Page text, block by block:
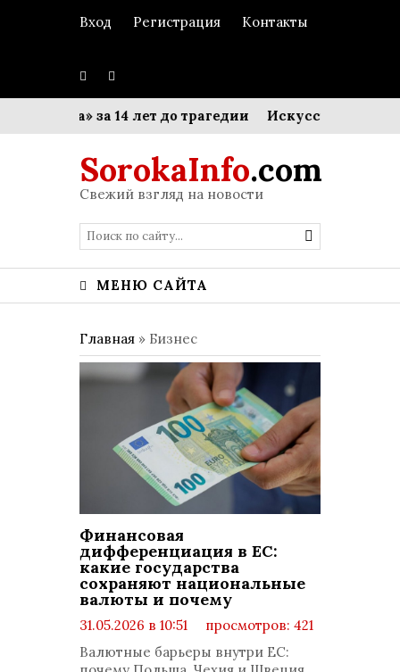
Вход Регистрация Контакты
за 14 лет до трагедии Искусство
SorokaInfo.com
Свежий взгляд на новости
МЕНЮ САЙТА
Главная » Бизнес
Финансовая
дифференциация в ЕС:
какие государства
сохраняют национальные
валюты и почему
31.05.2026 в 10:51
просмотров: 421
комментариев: 0
Валютные барьеры внутри ЕС: